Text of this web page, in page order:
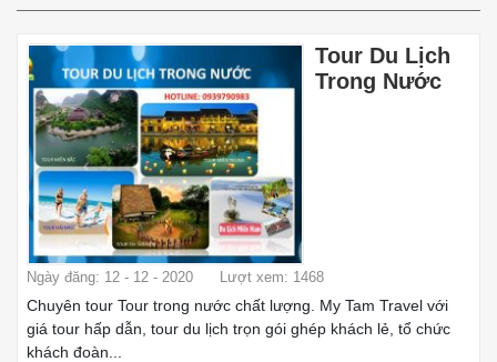
Tour Du Lịch
Trong Nước
Ngày đăng: 12 - 12 - 2020 Lượt xem: 1468
Chuyên tour Tour trong nước chất lượng. My Tam Travel với
giá tour hấp dẫn, tour du lịch trọn gói ghép khách lẻ, tổ chức
khách đoàn...